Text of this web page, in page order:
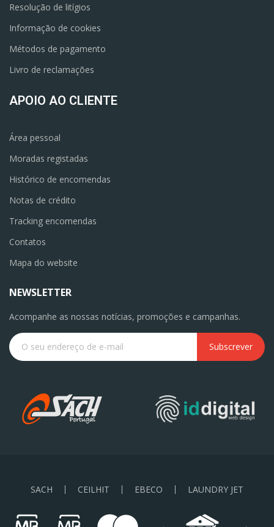
Resolução de litígios
Informação de cookies
Métodos de pagamento
Livro de reclamações
APOIO AO CLIENTE
Área pessoal
Moradas registadas
Histórico de encomendas
Notas de crédito
Tracking encomendas
Contatos
Mapa do website
NEWSLETTER
Acompanhe as nossas notícias, promoções e campanhas.
Subscrever
SACH CEILHIT EBECO LAUNDRY JET